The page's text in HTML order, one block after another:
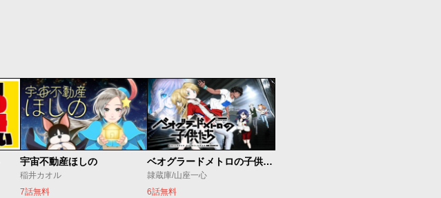
宇宙不動産ほしの
稲井カオル
7話無料
ベオグラードメトロの子供たち
隷蔵庫/山座一心
6話無料